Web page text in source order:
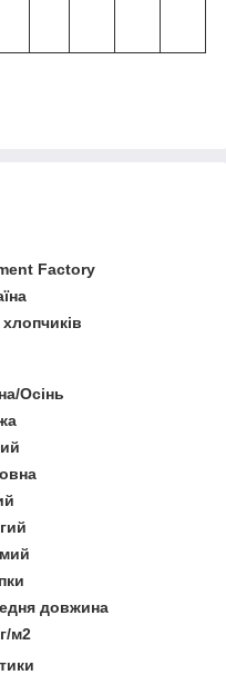
Factory
Осінь
довжина
м2